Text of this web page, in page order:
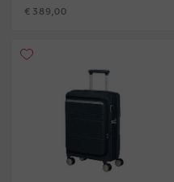
€ 389,00